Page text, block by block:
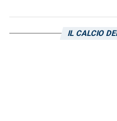
Maran porta con
tre fedelissimi e
IL CALCIO